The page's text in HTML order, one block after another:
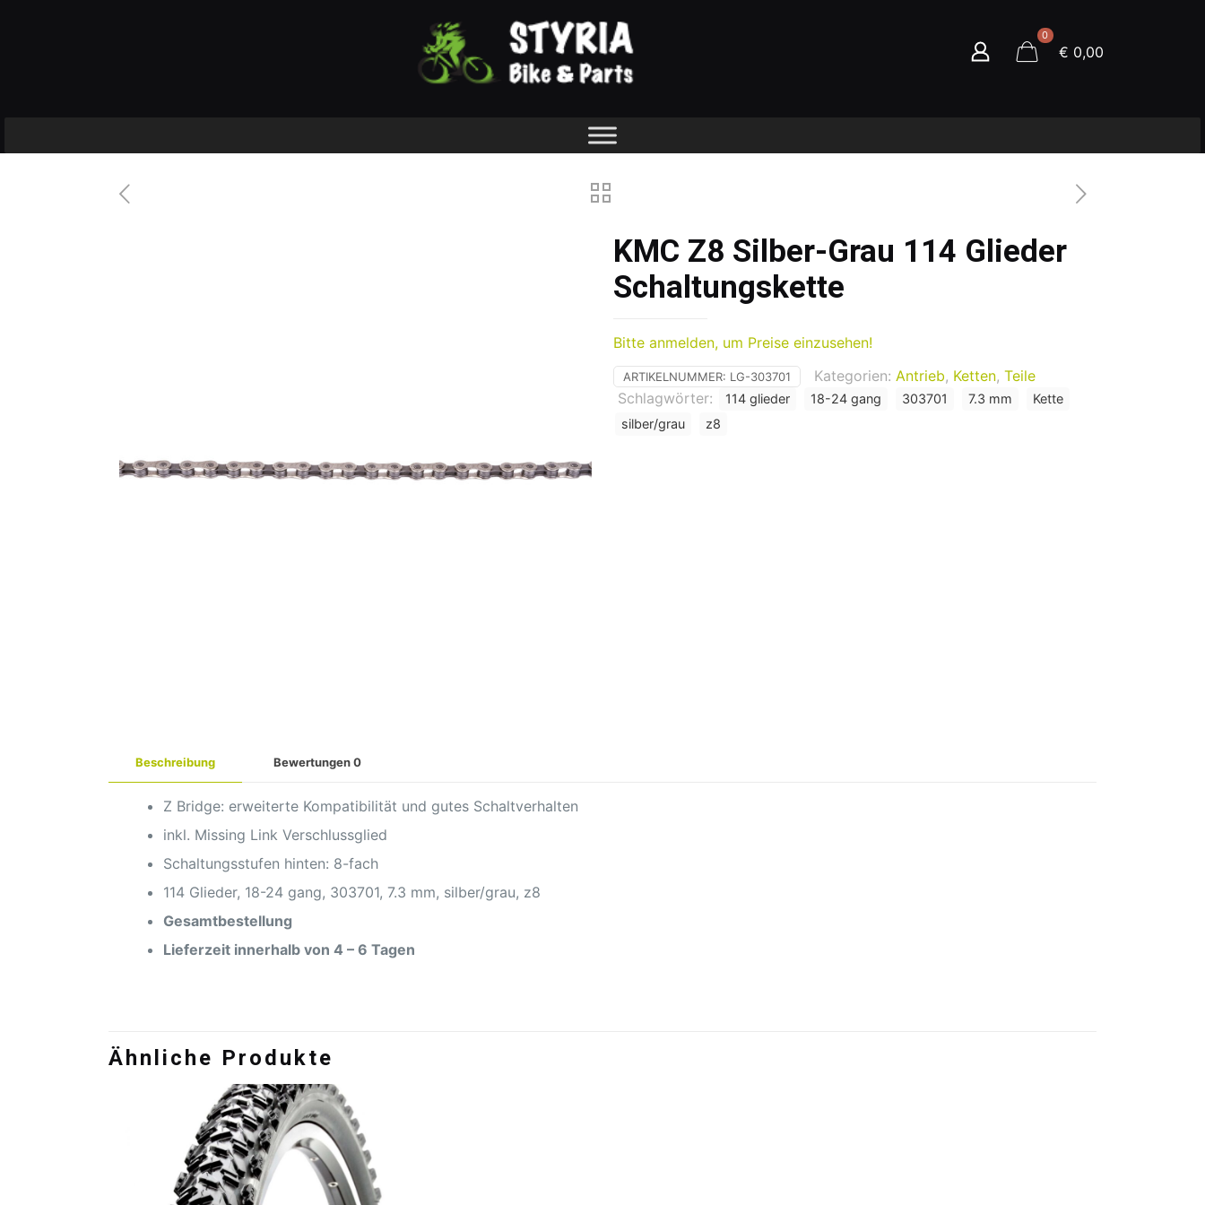
0
€ 0,00
KMC Z8 Silber-Grau 114 Glieder
Schaltungskette
Bitte anmelden, um Preise einzusehen!
ARTIKELNUMMER: LG-303701 Kategorien: Antrieb, Ketten, Teile
Schlagwörter:
114 glieder 18-24 gang 303701 7.3 mm
Kette
silber/grau
z8
Beschreibung Bewertungen0
Z Bridge: erweiterte Kompatibilität und gutes Schaltverhalten
inkl. Missing Link Verschlussglied
Schaltungsstufen hinten: 8-fach
114 Glieder, 18-24 gang, 303701, 7.3 mm, silber/grau, z8
Gesamtbestellung
Lieferzeit innerhalb von 4 – 6 Tagen
Ähnliche Produkte